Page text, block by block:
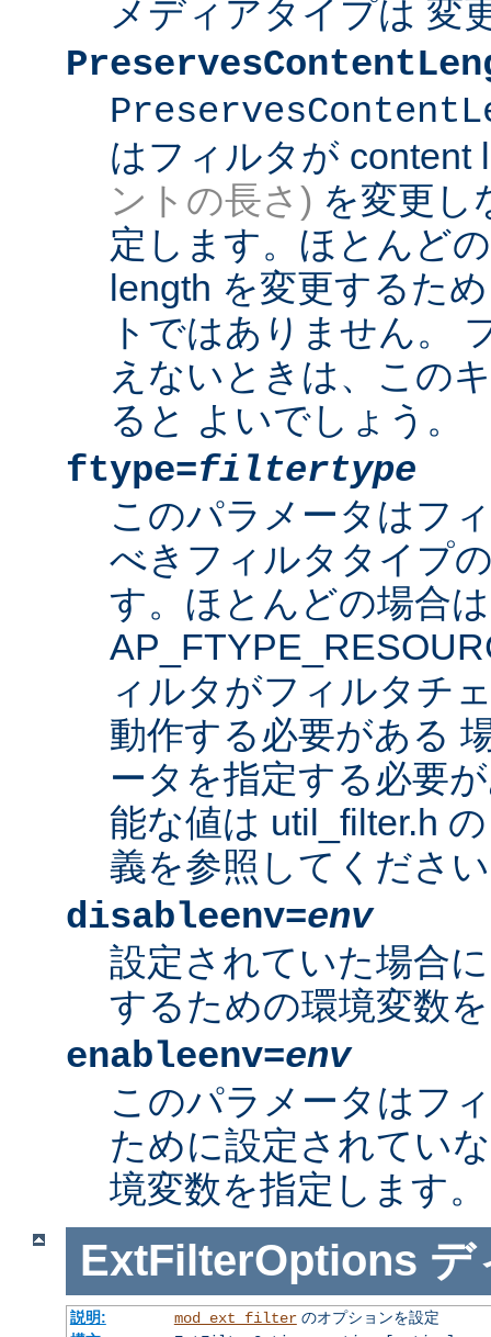
メディアタイプは 変
はフィルタが content
ントの長さ) を変更し
定します。ほとんど
length を変更するた
トではありません。
えないときは、この
ると よいでしょう。
ftype=filtertype
このパラメータはフ
べきフィルタタイプ
す。ほとんどの場合
ィルタがフィルタチ
動作する必要がある
ータを指定する必要
能な値は util_filter.h
義を参照してくださ
disableenv=env
設定されていた場合
するための環境変数
enableenv=env
このパラメータはフ
ために設定されてい
境変数を指定します。
ExtFilterOptions デ
説明: mod_ext_filterのオプションを設定